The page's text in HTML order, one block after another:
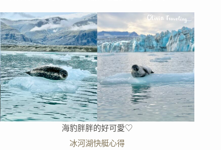
海豹胖胖的好可愛♡
冰河湖快艇心得